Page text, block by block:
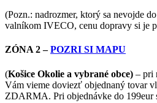
(Pozn.: nadrozmer, ktorý sa nevojde
valníkom IVECO, cenu dopravy si je
ZÓNA 2 –POZRI SI MAPU
(Košice Okolie a vybrané obce) – pri
Vám vieme doviezť objednaný tovar
ZDARMA. Pri objednávke do 199eur